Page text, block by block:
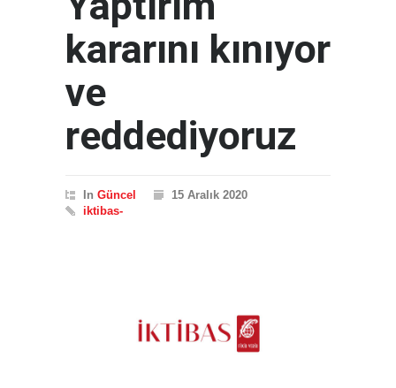
kararını kınıyor
ve
reddediyoruz
In Güncel
15 Aralık 2020
iktibas-